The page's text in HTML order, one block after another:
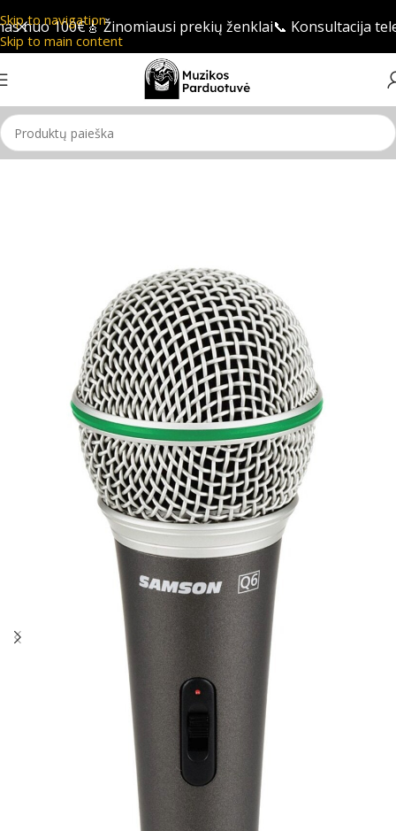
Skip to navigation
Skip to main content
nuo 100€🎸 Žinomiausi prekių ženklai📞 Konsultacija
Pradžia/Mikrofonas